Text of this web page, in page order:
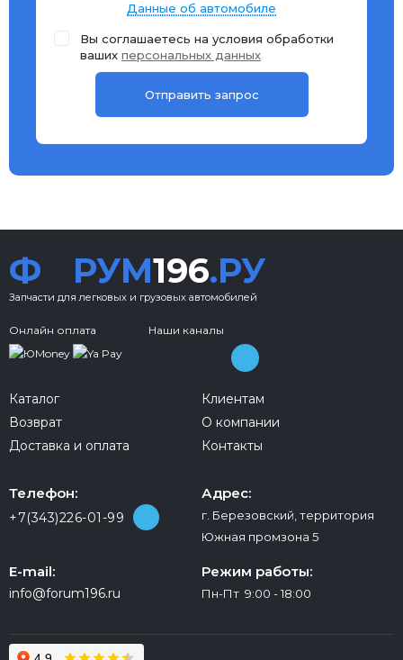
Данные об автомобиле
Вы соглашаетесь на условия обработки
ваших персональных данных
Ф РУМ196.РУ
Запчасти для легковых и грузовых автомобилей
Онлайн оплата Наши каналы
Каталог
Возврат
Доставка и оплата
Клиентам
О компании
Контакты
Телефон:
+7(343)226-01-99
Адрес:
г. Березовский, территория
Южная промзона 5
E-mail:
info@forum196.ru
Режим работы:
Пн-Пт 9:00 - 18:00